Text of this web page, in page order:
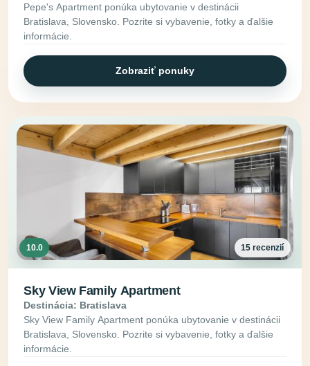
Pepe's Apartment ponúka ubytovanie v destinácii
Bratislava, Slovensko. Pozrite si vybavenie, fotky a ďalšie
informácie.
Zobraziť ponuky
10.0 15 recenzií
Sky View Family Apartment
Destinácia: Bratislava
Sky View Family Apartment ponúka ubytovanie v destinácii
Bratislava, Slovensko. Pozrite si vybavenie, fotky a ďalšie
informácie.